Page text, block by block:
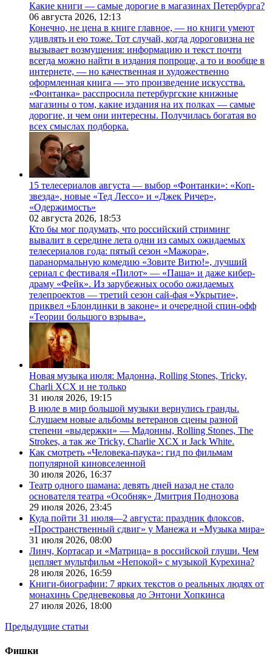
Какие книги — самые дорогие в магазинах Петербурга?
06 августа 2026, 12:13
Конечно, не цена в книге главное, — но книги умеют
удивлять и ею тоже. Тот случай, когда дороговизна не
вызывает возмущения: информацию и текст почти
всегда можно найти в издания попроще, а то и вообще в
интернете, — но качественная и художественно
оформленная книга — это произведение искусства.
«Фонтанка» расспросила петербургские книжные
магазины о том, какие издания на их полках — самые
дорогие, и чем они интересны. Получилась богатая во
всех смыслах подборка.
15 телесериалов августа — выбор «Фонтанки»: «Коп-
звезда», новые «Тед Лессо» и «Джек Ричер»,
«Одержимость»
02 августа 2026, 18:53
Кто бы мог подумать, что российский стриминг
вывалит в середине лета одни из самых ожидаемых
телесериалов года: пятый сезон «Мажора»,
паранормальную комедию «Зовите Витю!», лучший
сериал с фестиваля «Пилот» — «Паша» и даже кибер-
драму «Фейк». Из зарубежных особо ожидаемых
телепроектов — третий сезон сай-фая «Укрытие»,
приквел «Блондинки в законе» и очередной спин-офф
«Теории большого взрыва».
Новая музыка июля: Мадонна, Rolling Stones, Tricky,
Charli XCX и не только
31 июля 2026, 19:15
В июле в мир большой музыки вернулись гранды.
Слушаем новые альбомы ветеранов сцены разной
степени «выдержки» — Мадонны, Rolling Stones, The
Strokes, а так же Tricky, Charlie XCX и Jack White.
Как смотреть «Человека-паука»: гид по фильмам
популярной киновселенной
30 июля 2026, 16:37
Театр одного шамана: девять дней назад не стало
основателя театра «Особняк» Дмитрия Поднозова
29 июля 2026, 23:45
Куда пойти 31 июля—2 августа: праздник флоксов,
«Пространственный сдвиг» у Манежа и «Музыка мира»
31 июля 2026, 08:00
Линч, Кортасар и «Матрица» в российской глуши. Чем
цепляет мультфильм «Непокой» с музыкой Курехина?
28 июля 2026, 16:59
Книги-биографии: 7 ярких текстов о реальных людях от
монахинь Средневековья до Энтони Хопкинса
27 июля 2026, 18:00
Предыдущие статьи
Фишки